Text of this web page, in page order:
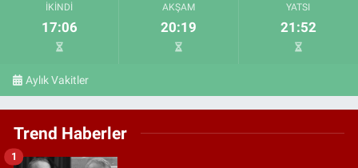
İKINDI
17:06
AKŞAM
20:19
YATSI
21:52
Aylık Vakitler
Trend Haberler
1